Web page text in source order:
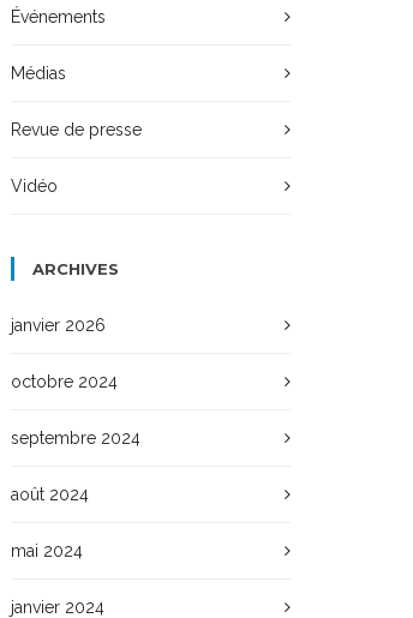
Événements
Médias
Revue de presse
Vidéo
ARCHIVES
janvier 2026
octobre 2024
septembre 2024
août 2024
mai 2024
janvier 2024